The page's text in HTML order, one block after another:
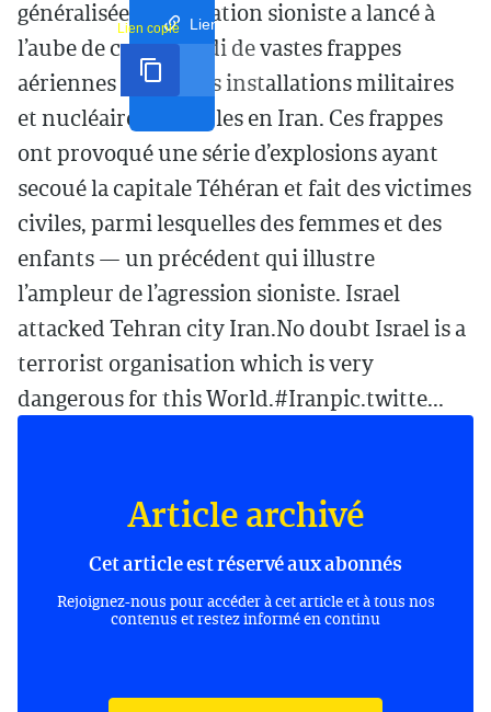
Lien court
Lien copié
généralisée, l’occupation sioniste a lancé à
l’aube de ce vendredi de vastes frappes
aériennes visant des installations militaires
et nucléaires sensibles en Iran. Ces frappes
ont provoqué une série d’explosions ayant
secoué la capitale Téhéran et fait des victimes
civiles, parmi lesquelles des femmes et des
enfants — un précédent qui illustre
l’ampleur de l’agression sioniste. Israel
attacked Tehran city Iran.No doubt Israel is a
terrorist organisation which is very
dangerous for this World.#Iranpic.twitte...
Article archivé
Cet article est réservé aux abonnés
Rejoignez-nous pour accéder à cet article et à tous nos
contenus et restez informé en continu